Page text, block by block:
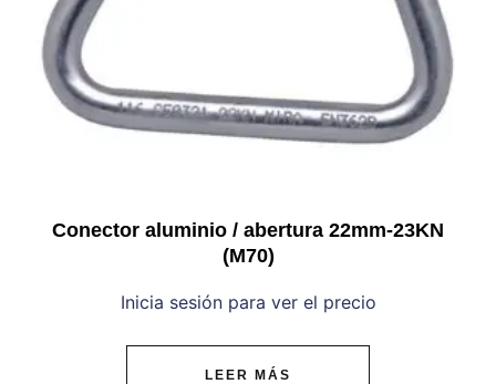
Conector aluminio / abertura 22mm-23KN
(M70)
Inicia sesión para ver el precio
LEER MÁS